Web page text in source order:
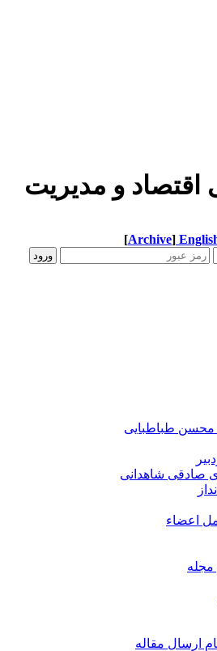
و مدیریت
[Archive]
طباطبایی
شاهدانی
اعضاء
ارسال مقاله